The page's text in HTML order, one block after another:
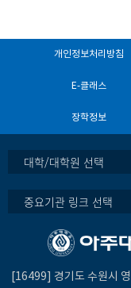
개인정보처리방침
E-클래스
장학정보
대학/대학원 선택
중요기관 링크 선택
[16499] 경기도 수원시